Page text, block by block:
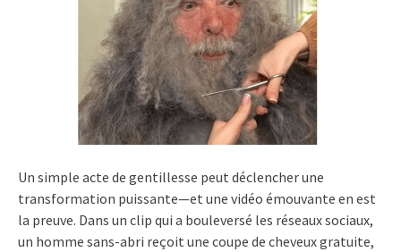
Un simple acte de gentillesse peut déclencher une
transformation puissante—et une vidéo émouvante en est
la preuve. Dans un clip qui a bouleversé les réseaux sociaux,
un homme sans-abri reçoit une coupe de cheveux gratuite,